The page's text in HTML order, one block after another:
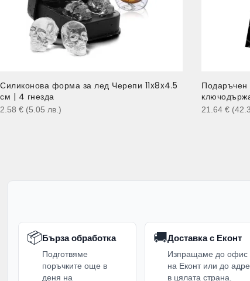
Силиконова форма за лед Черепи 11x8x4.5
см | 4 гнезда
2.58 € (5.05 лв. )
Подаръчен
21.64 €
📦Бърза обработка
Подготвяме
поръчките още в
деня на
🚚Доставка с Еконт
Изпращаме до офис
на Еконт или до
в цялата страна.